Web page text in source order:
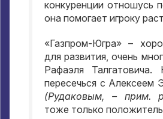
конкуренции отношусь
она помогает игроку
«Газпром-Югра» –
для развития, очень
Рафаэля Талгатовича.
пересечься с Алексеем
(Рудаковым, – прим.
тоже только